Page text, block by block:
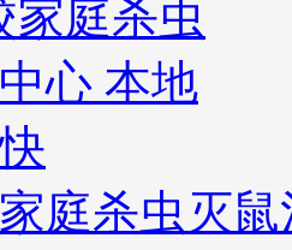
庭杀虫灭